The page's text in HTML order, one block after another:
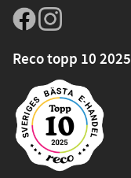
Reco topp 10 2025